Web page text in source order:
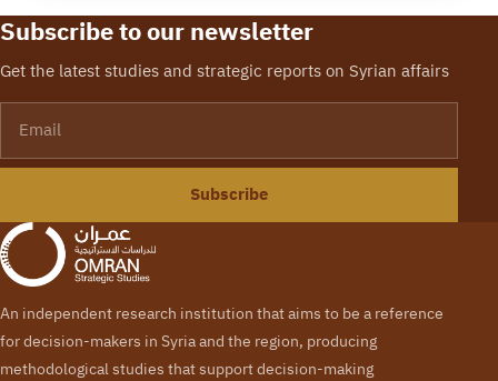
Subscribe to our newsletter
Get the latest studies and strategic reports on Syrian affairs
Subscribe
An independent research institution that aims to be a reference
for decision-makers in Syria and the region, producing
methodological studies that support decision-making